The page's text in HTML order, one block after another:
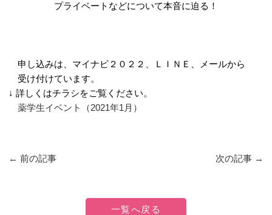
プライベートなどについて本音に迫る！
申し込みは、マイナビ２０２２、ＬＩＮＥ、メールから
受け付けています。
↓ 詳しくはチラシをご覧ください。
薬学生イベント（2021年1月）
← 前の記事 次の記事 →
一覧へ戻る